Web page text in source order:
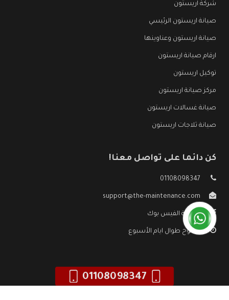
شركة اريستون
صيانة اريستون الرئيسي
صيانة اريستون وعناوينها
ارقام صيانة اريستون
توكيل اريستون
مركز صيانة اريستون
صيانة غسالات اريستون
صيانة ثلاجات اريستون
كن دائما على تواصل معنا!
01108098347
support@the-maintenance.com
صفحة الفيس بوك
مفتوح طوال ايام الأسبوع
01108098347